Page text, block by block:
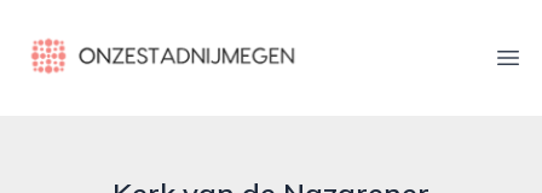
onzestadnijmegen.nl